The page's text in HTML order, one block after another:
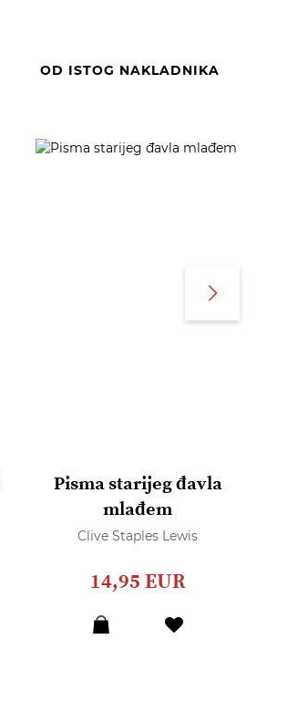
OD ISTOG NAKLADNIKA
Pisma starijeg đavla
mlađem
Clive Staples Lewis
14,95 EUR